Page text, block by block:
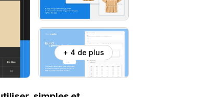
+ 4 de plus